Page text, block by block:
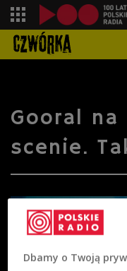
Gooral na
scenie.
Dbamy o Twoją